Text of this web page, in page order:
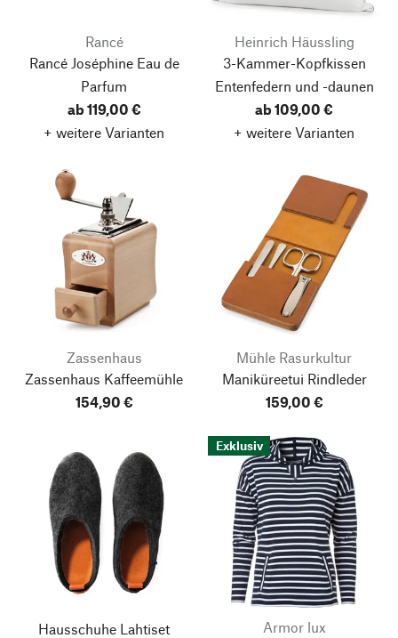
Rancé
Rancé Joséphine Eau de
Parfum
ab 119,00 €
+ weitere Varianten
Heinrich Häussling
3-Kammer-Kopfkissen
Entenfedern und -daunen
ab 109,00 €
+ weitere Varianten
Zassenhaus
Zassenhaus Kaffeemühle
154,90 €
Mühle Rasurkultur
Maniküreetui Rindleder
159,00 €
Hausschuhe Lahtiset
Exklusiv
Armor lux